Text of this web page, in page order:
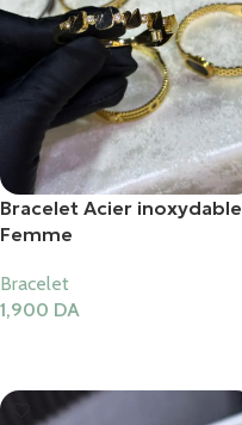
Bracelet Acier inoxydable
Femme
Bracelet
1,900 DA